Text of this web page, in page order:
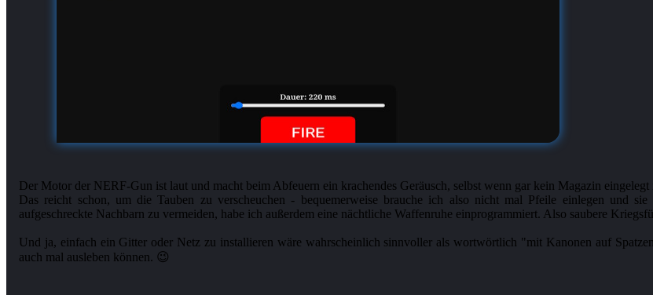
Der Motor der NERF-Gun ist laut und macht beim Abfeuern ein krachendes Geräusch, selbst wenn gar kein Magazin eingelegt
Das reicht schon, um die Tauben zu verscheuchen - bequemerweise brauche ich also nicht mal Pfeile einlegen und
aufgeschreckte Nachbarn zu vermeiden, habe ich außerdem eine nächtliche Waffenruhe einprogrammiert. Also saubere
Und ja, einfach ein Gitter oder Netz zu installieren wäre wahrscheinlich sinnvoller als wortwörtlich "mit Kanonen auf